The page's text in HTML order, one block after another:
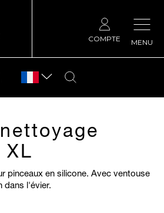
MENU
COMPTE
XL
pinceaux en silicone. Avec ventouse
dans l'évier.